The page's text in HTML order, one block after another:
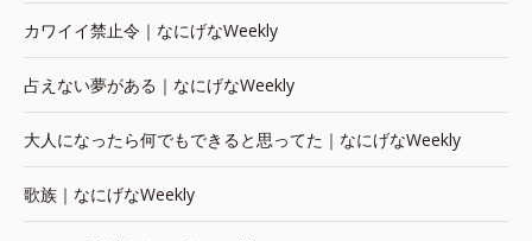
カワイイ禁止令｜なにげなWeekly
占えない夢がある｜なにげなWeekly
大人になったら何でもできると思ってた｜なにげなWeekly
歌族｜なにげなWeekly